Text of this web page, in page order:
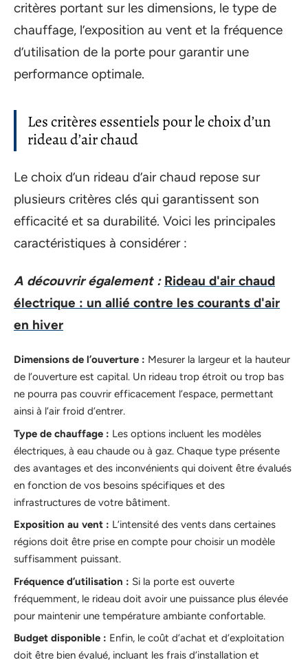
critères portant sur les dimensions, le type de
chauffage, l’exposition au vent et la fréquence
d’utilisation de la porte pour garantir une
performance optimale.
Les critères essentiels pour le choix d’un
rideau d’air chaud
Le choix d’un rideau d’air chaud repose sur
plusieurs critères clés qui garantissent son
efficacité et sa durabilité. Voici les principales
caractéristiques à considérer :
A découvrir également : Rideau d'air chaud
électrique : un allié contre les courants d'air
en hiver
Dimensions de l’ouverture : Mesurer la largeur et la hauteur
de l’ouverture est capital. Un rideau trop étroit ou trop bas
ne pourra pas couvrir efficacement l’espace, permettant
ainsi à l’air froid d’entrer.
Type de chauffage : Les options incluent les modèles
électriques, à eau chaude ou à gaz. Chaque type présente
des avantages et des inconvénients qui doivent être évalués
en fonction de vos besoins spécifiques et des
infrastructures de votre bâtiment.
Exposition au vent : L’intensité des vents dans certaines
régions doit être prise en compte pour choisir un modèle
suffisamment puissant.
Fréquence d’utilisation : Si la porte est ouverte
fréquemment, le rideau doit avoir une puissance plus élevée
pour maintenir une température ambiante confortable.
Budget disponible : Enfin, le coût d’achat et d’exploitation
doit être bien évalué, incluant les frais d’installation et